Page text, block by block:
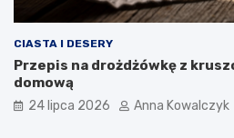
CIASTA I DESERY
Przepis na drożdżówkę z
domową
24 lipca 2026 Anna Kowalczyk